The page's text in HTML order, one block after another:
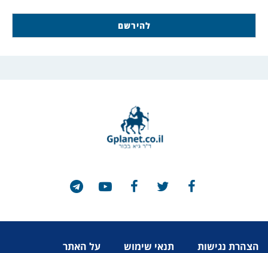
הצהרת נגישות תנאי שימוש על האתר